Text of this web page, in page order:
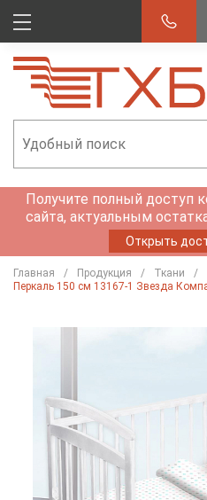
Получите полный доступ
сайта, актуальным
Открыть
Главная Продукция Ткани
Перкаль 150 см 13167-1 Звезда